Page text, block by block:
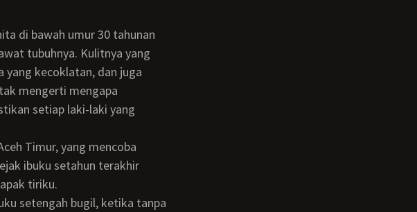
tubuhnya. Kulitnya yang
yang kecoklatan, dan juga
mengerti mengapa
setiap laki-laki yang
ibuku setahun terakhir
tiriku.